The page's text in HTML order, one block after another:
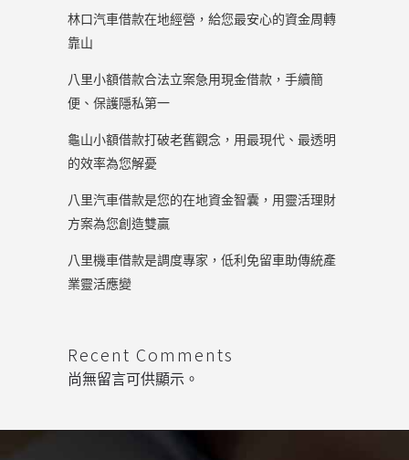
林口汽車借款在地經營，給您最安心的資金周轉
靠山
八里小額借款合法立案急用現金借款，手續簡
便、保護隱私第一
龜山小額借款打破老舊觀念，用最現代、最透明
的效率為您解憂
八里汽車借款是您的在地資金智囊，用靈活理財
方案為您創造雙贏
八里機車借款是調度專家，低利免留車助傳統產
業靈活應變
Recent Comments
尚無留言可供顯示。